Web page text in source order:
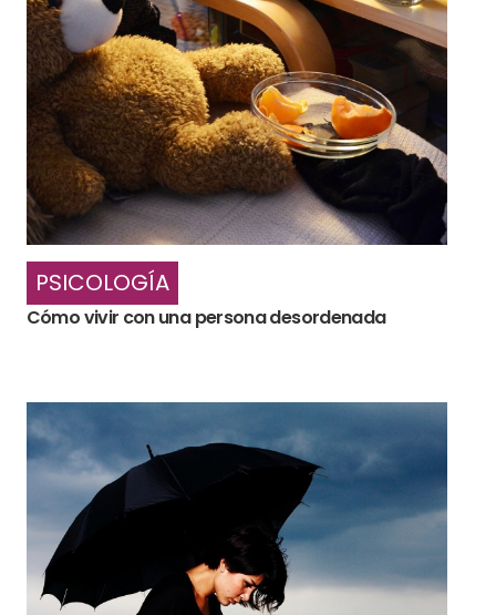
PSICOLOGÍA
Cómo vivir con una persona desordenada